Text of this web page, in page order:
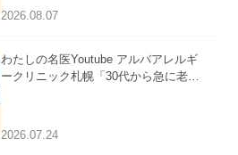
ました。
2026.08.07
わたしの名医Youtube アルバアレルギ
ークリニック札幌「30代から急に老け
た。
2026.07.24